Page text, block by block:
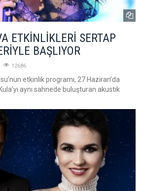
ETKİNLİKLERİ SERTAP
BAŞLIYOR
12686
etkinlik programı, 27 Haziran’da
aynı sahnede buluşturan akustik